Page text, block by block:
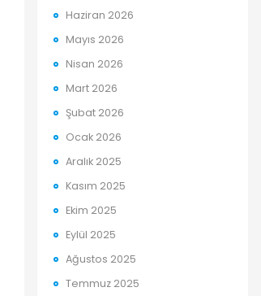
Haziran 2026
Mayıs 2026
Nisan 2026
Mart 2026
Şubat 2026
Ocak 2026
Aralık 2025
Kasım 2025
Ekim 2025
Eylül 2025
Ağustos 2025
Temmuz 2025